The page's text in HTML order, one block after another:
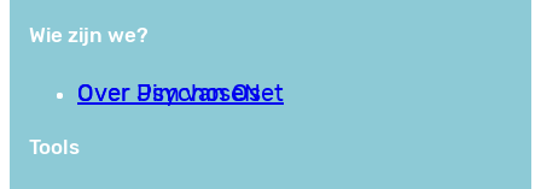
Wie zijn we?
Over PsychoseNet
Over Jim van Os
Tools